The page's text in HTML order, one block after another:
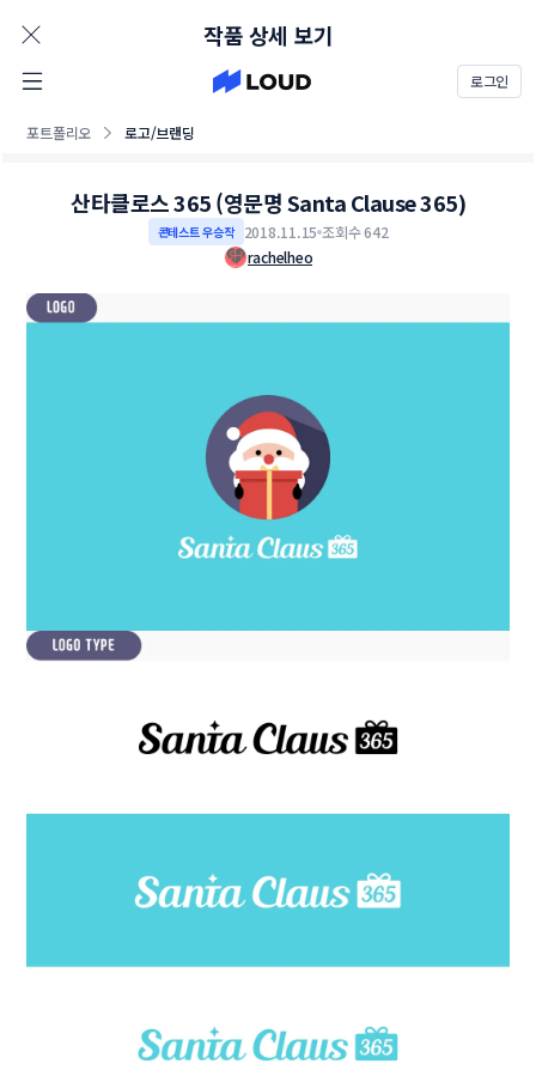
로그인
포트폴리오 로고/브랜딩
작품 상세 보기
산타클로스 365 (영문명 Santa Clause 365)
콘테스트 우승작 2018.11.15 조회수 642
rachelheo